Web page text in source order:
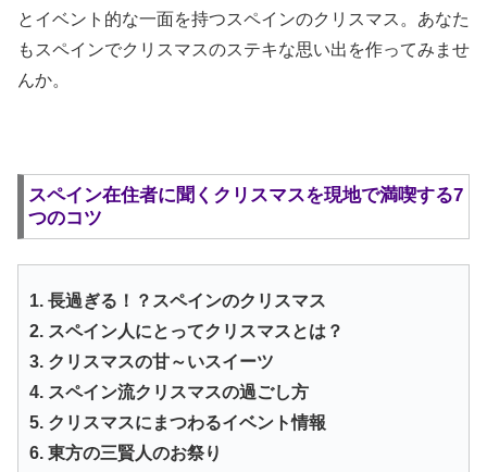
とイベント的な一面を持つスペインのクリスマス。あなた
もスペインでクリスマスのステキな思い出を作ってみませ
んか。
スペイン在住者に聞くクリスマスを現地で満喫する7
つのコツ
1. 長過ぎる！？スペインのクリスマス
2. スペイン人にとってクリスマスとは？
3. クリスマスの甘～いスイーツ
4. スペイン流クリスマスの過ごし方
5. クリスマスにまつわるイベント情報
6. 東方の三賢人のお祭り